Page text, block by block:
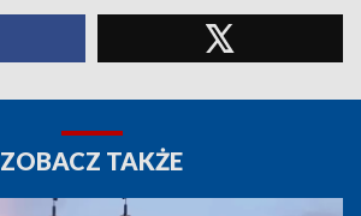
ZOBACZ TAKŻE